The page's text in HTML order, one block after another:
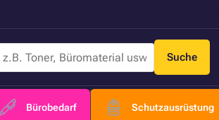
Suche
Bürobedarf Schutzausrüstung